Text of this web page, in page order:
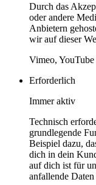
Durch das
oder andere
Anbietern
wir auf dieser
Vimeo, YouTube
Erforderlich
Immer aktiv
Technisch
grundlegende
Beispiel dazu,
dich in dein
auf dich ist für
anfallende